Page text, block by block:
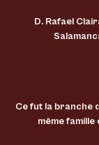
D. Rafael
Ce fut la branche
même